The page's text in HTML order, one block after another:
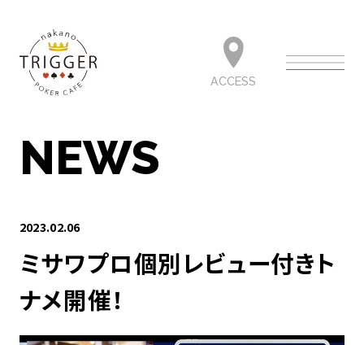
ACCESS
NEWS
2023.02.06
ミサワプロ個別レビュー付きト
ナメ開催！